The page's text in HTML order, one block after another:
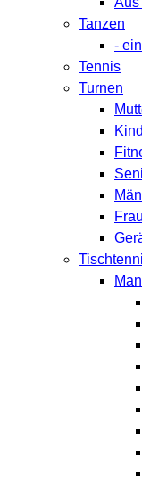
Tanzen
-
Tennis
Turnen